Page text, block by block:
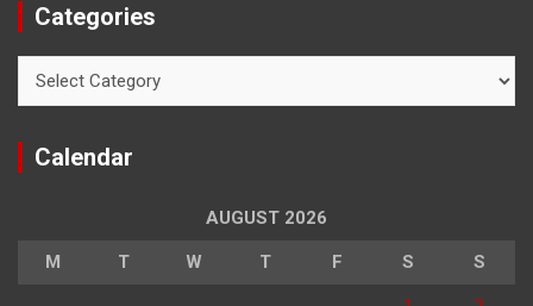
Categories
Calendar
AUGUST 2026
M T W T F S S